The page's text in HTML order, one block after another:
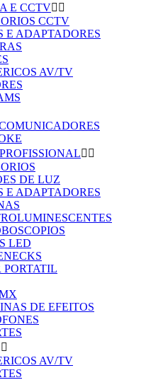
E CCTV 
CCTV
E ADAPTADORES
AV/TV
 
DE LUZ
E ADAPTADORES
LED
PORTATIL
DE EFEITOS

AV/TV